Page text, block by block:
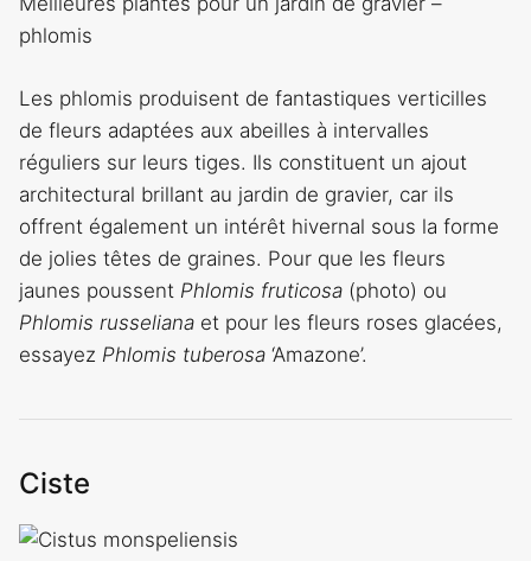
phlomis
Les phlomis produisent de fantastiques verticilles
de fleurs adaptées aux abeilles à intervalles
réguliers sur leurs tiges. Ils constituent un ajout
architectural brillant au jardin de gravier, car ils
offrent également un intérêt hivernal sous la forme
de jolies têtes de graines. Pour que les fleurs
jaunes poussent Phlomis fruticosa (photo) ou
Phlomis russeliana et pour les fleurs roses glacées,
essayez Phlomis tuberosa ‘Amazone’.
Ciste